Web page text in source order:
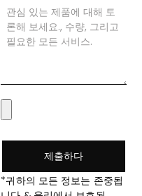
제출하다
*귀하의 모든 정보는 존중됩